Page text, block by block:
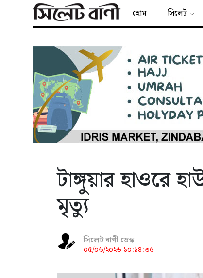
হোম সিলেট
টাঙ্গুয়ার হাওরে
মৃত্যু
সিলেট বাণী ডেস্ক
০৫/০৬/২০২৬ ১০:১৪:৩৫